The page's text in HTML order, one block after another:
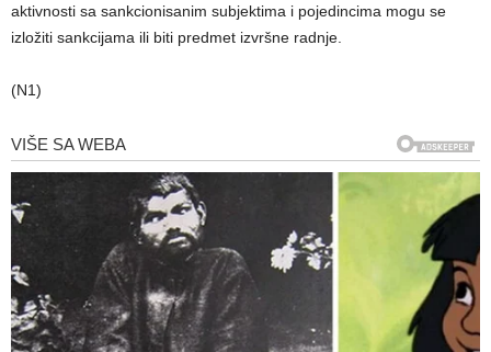
aktivnosti sa sankcionisanim subjektima i pojedincima mogu se
izložiti sankcijama ili biti predmet izvršne radnje.
(N1)